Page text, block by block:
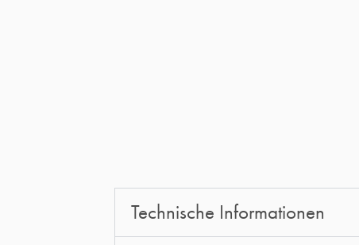
Technische Informationen